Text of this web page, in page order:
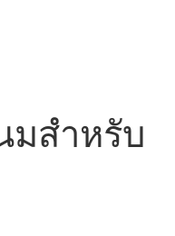
มสำหรับ